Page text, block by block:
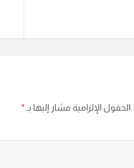
الحقول الإلزامية مشار إليها بـ *